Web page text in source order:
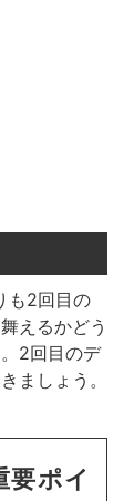
も2回目の
えるかどう
2回目のデ
ましょう。
要ポイ